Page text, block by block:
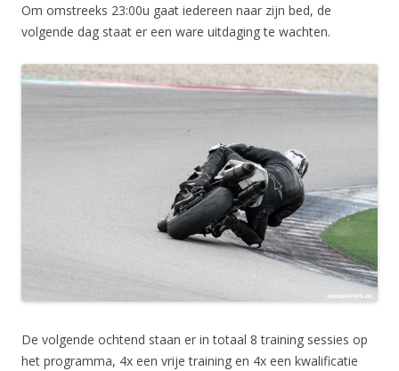
Om omstreeks 23:00u gaat iedereen naar zijn bed, de
volgende dag staat er een ware uitdaging te wachten.
De volgende ochtend staan er in totaal 8 training sessies op
het programma, 4x een vrije training en 4x een kwalificatie